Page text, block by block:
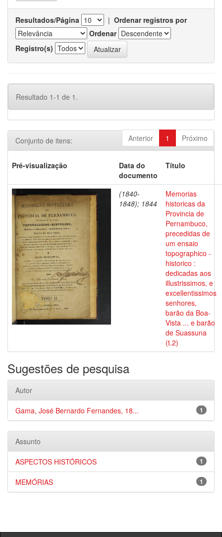
Resultados/Página | Ordenar registros por
Ordenar
Registro(s)
Resultado 1-1 de 1.
Anterior 1 Próximo
Conjunto de itens:
Pré-visualização
Data do
documento
Título
(1840-
1848); 1844
Memorias
historicas da
Provincia de
Pernambuco,
precedidas de
um ensaio
topographico -
historico :
dedicadas aos
illustrissimos, e
excellentissimos
senhores,
barão da Boa-
Vista ... e barão
de Suassuna
(t.2)
Sugestões de pesquisa
Autor
1
Gama, José Bernardo Fernandes, 18...
Assunto
1
ASPECTOS HISTÓRICOS
1
MEMÓRIAS